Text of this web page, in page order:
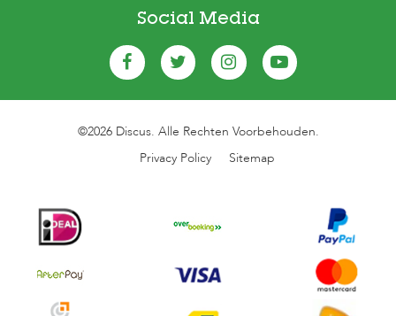
Social Media
©2026 Discus. Alle Rechten Voorbehouden.
Privacy Policy
Sitemap